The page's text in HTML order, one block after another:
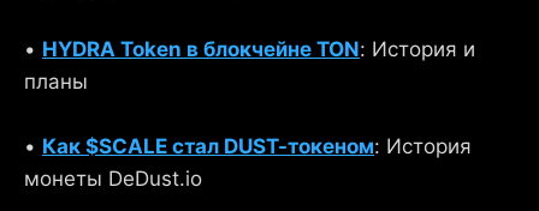
• HYDRA Token в блокчейне TON: История и
планы
• Как $SCALE стал DUST-токеном: История
монеты DeDust.io